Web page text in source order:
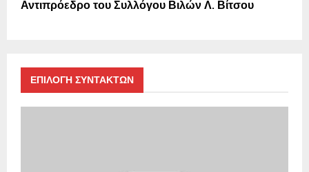
Αντιπρόεδρο του Συλλόγου Βιλών Λ. Βίτσου
ΕΠΙΛΟΓΗ ΣΥΝΤΑΚΤΩΝ